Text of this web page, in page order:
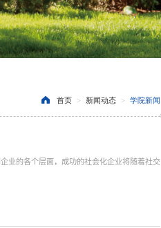
首页 > 新闻动态 > 学院新闻
业的各个层面，成功的社会化企业将随着社交